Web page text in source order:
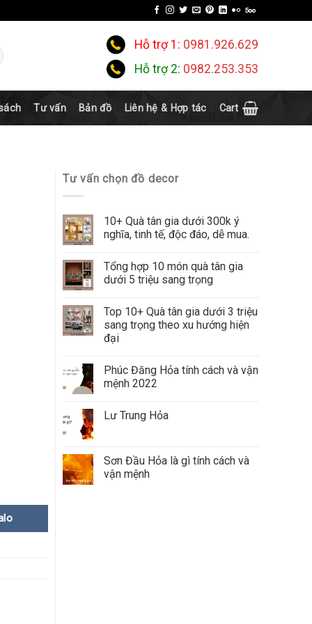
Hỗ trợ 1: 0981.926.629
Hỗ trợ 2: 0982.253.353
Tư vấn Bản đồ Liên hệ & Hợp tác Cart
Tư vấn chọn đồ decor
10+ Quà tân gia dưới 300k ý
nghĩa, tinh tế, độc đáo, dễ mua.
Tổng hợp 10 món quà tân gia
dưới 5 triệu sang trọng
Top 10+ Quà tân gia dưới 3 triệu
sang trọng theo xu hướng hiện
đại
Phúc Đăng Hỏa tính cách và vận
mệnh 2022
Lư Trung Hỏa
Sơn Đầu Hỏa là gì tính cách và
vận mệnh